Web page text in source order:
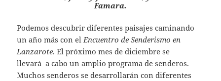
Famara.
Podemos descubrir diferentes paisajes caminando
un año más con elEncuentro de Senderismo en
Lanzarote. El próximo mes de diciembre se
llevará a cabo un amplio programa de senderos.
Muchos senderos se desarrollarán con diferentes